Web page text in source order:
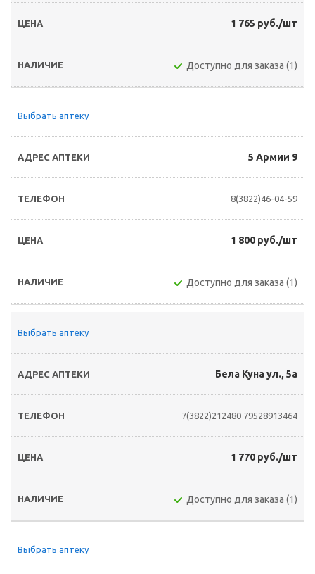
1 765 руб./шт
Доступно для заказа (1)
Выбрать аптеку
5 Армии 9
8(3822)46-04-59
1 800 руб./шт
Доступно для заказа (1)
Выбрать аптеку
Бела Куна ул., 5а
7(3822)212480 79528913464
1 770 руб./шт
Доступно для заказа (1)
Выбрать аптеку